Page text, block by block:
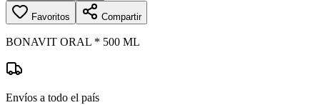
Favoritos Compartir
BONAVIT ORAL * 500 ML
Envíos a todo el país